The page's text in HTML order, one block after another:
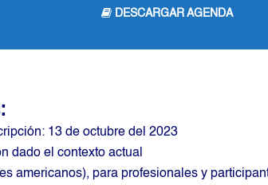
DESCARGAR AGENDA
13 de octubre del 2023
dado el contexto actual
americanos), para profesionales y